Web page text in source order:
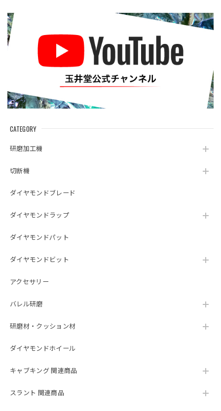
CATEGORY
研磨加工機
切断機
ダイヤモンドブレード
ダイヤモンドラップ
ダイヤモンドパット
ダイヤモンドビット
アクセサリー
バレル研磨
研磨材・クッション材
ダイヤモンドホイール
キャブキング 関連商品
スラント 関連商品